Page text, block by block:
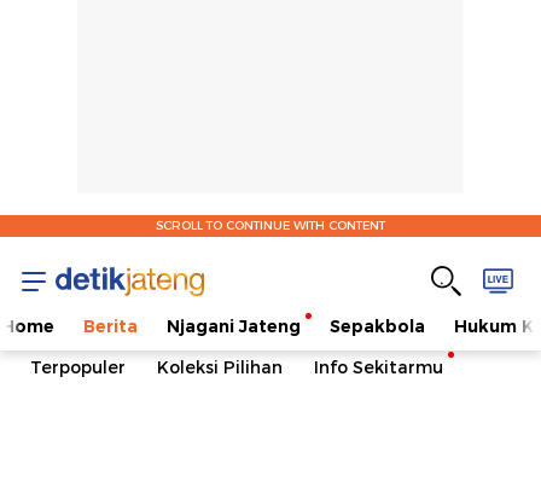
SCROLL TO CONTINUE WITH CONTENT
Home Berita Njagani Jateng Sepakbola
Hukum
Terpopuler
Koleksi Pilihan Info Sekitarmu